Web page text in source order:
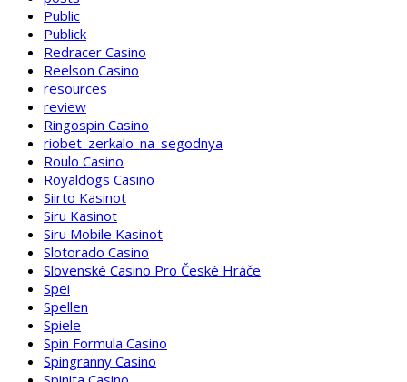
Public
Publick
Redracer Casino
Reelson Casino
resources
review
Ringospin Casino
riobet_zerkalo_na_segodnya
Roulo Casino
Royaldogs Casino
Siirto Kasinot
Siru Kasinot
Siru Mobile Kasinot
Slotorado Casino
Slovenské Casino Pro České Hráče
Spei
Spellen
Spiele
Spin Formula Casino
Spingranny Casino